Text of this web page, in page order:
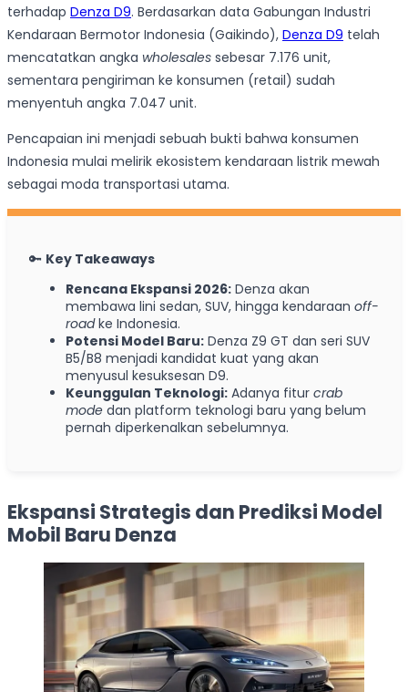
terhadap Denza D9. Berdasarkan data Gabungan Industri
Kendaraan Bermotor Indonesia (Gaikindo), Denza D9 telah
mencatatkan angka wholesales sebesar 7.176 unit,
sementara pengiriman ke konsumen (retail) sudah
menyentuh angka 7.047 unit.
Pencapaian ini menjadi sebuah bukti bahwa konsumen
Indonesia mulai melirik ekosistem kendaraan listrik mewah
sebagai moda transportasi utama.
🔑 Key Takeaways
Rencana Ekspansi 2026: Denza akan
membawa lini sedan, SUV, hingga kendaraan off-
roadke Indonesia.
Potensi Model Baru: Denza Z9 GT dan seri SUV
B5/B8 menjadi kandidat kuat yang akan
menyusul kesuksesan D9.
Keunggulan Teknologi: Adanya fitur crab
mode dan platform teknologi baru yang belum
pernah diperkenalkan sebelumnya.
Ekspansi Strategis dan Prediksi Model
Mobil Baru Denza